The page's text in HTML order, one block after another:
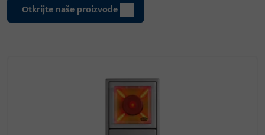
Otkrijte naše proizvode